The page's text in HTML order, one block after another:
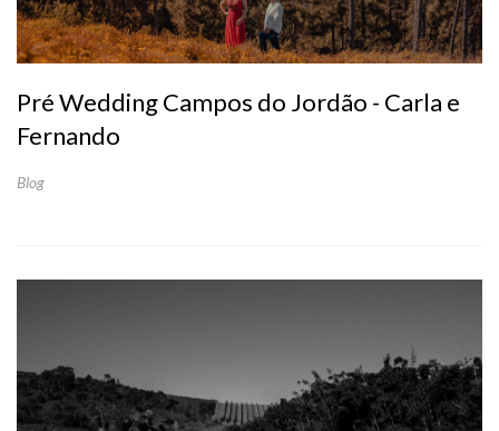
Pré Wedding Campos do Jordão - Carla e
Fernando
Blog